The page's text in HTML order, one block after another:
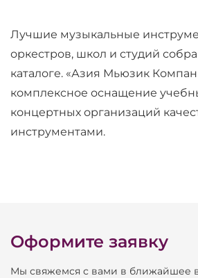
Лучшие музыкальные
оркестров, школ и студий
каталоге. «Азия Мьюзик
комплексное оснащение
концертных организаций
инструментами.
Оформите заявку
Мы свяжемся с вами в ближайшее